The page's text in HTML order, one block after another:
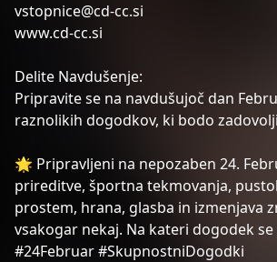
vstopnice@cd-cc.si
www.cd-cc.si
Delite Navdušenje:
Pripravite se na navdušujoč dan
raznolikih dogodkov, ki bodo
🌟 Pripravljeni na nepozaben 24.
prireditve, športna tekmovanja,
prostem, hrana, glasba in izmenjava
vsakogar nekaj. Na kateri dogodek
#24Februar #SkupnostniDogodki